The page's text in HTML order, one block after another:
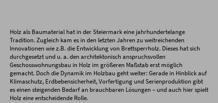
Holz als Baumaterial hat in der Steiermark eine jahrhundertelange
Tradition. Zugleich kam es in den letzten Jahren zu weitreichenden
Innovationen wie z.B. die Entwicklung von Brettsperrholz. Dieses hat sich
durchgesetzt und u. a. den architektonisch anspruchsvollen
Geschosswohnungsbau in Holz im größeren Maßstab erst möglich
gemacht. Doch die Dynamik im Holzbau geht weiter: Gerade in Hinblick auf
Klimaschutz, Erdbebensicherheit, Vorfertigung und Serienproduktion gibt
es einen steigenden Bedarf an brauchbaren Lösungen – und auch hier spielt
Holz eine entscheidende Rolle.